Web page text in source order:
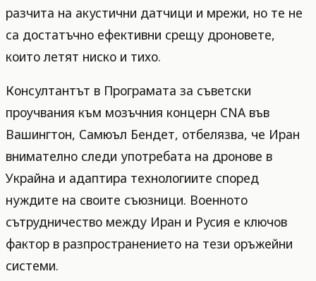
разчита на акустични датчици и мрежи, но те не
са достатъчно ефективни срещу дроновете,
които летят ниско и тихо.
Консултантът в Програмата за съветски
проучвания към мозъчния концерн CNA във
Вашингтон, Самюъл Бендет, отбелязва, че Иран
внимателно следи употребата на дронове в
Украйна и адаптира технологиите според
нуждите на своите съюзници. Военното
сътрудничество между Иран и Русия е ключов
фактор в разпространението на тези оръжейни
системи.